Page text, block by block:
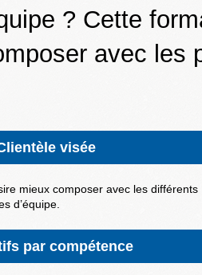
? Cette
avec les
visée
mieux composer avec les différents
d’équipe.
par compétence